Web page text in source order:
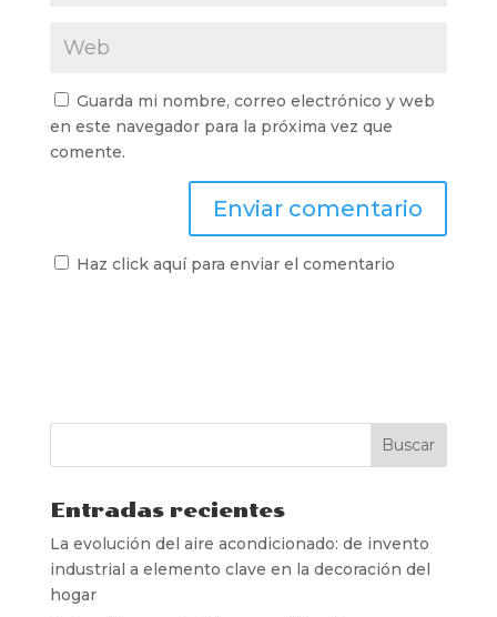
Guarda mi nombre, correo electrónico y web
en este navegador para la próxima vez que
comente.
Haz click aquí para enviar el comentario
Entradas recientes
La evolución del aire acondicionado: de invento
industrial a elemento clave en la decoración del
hogar